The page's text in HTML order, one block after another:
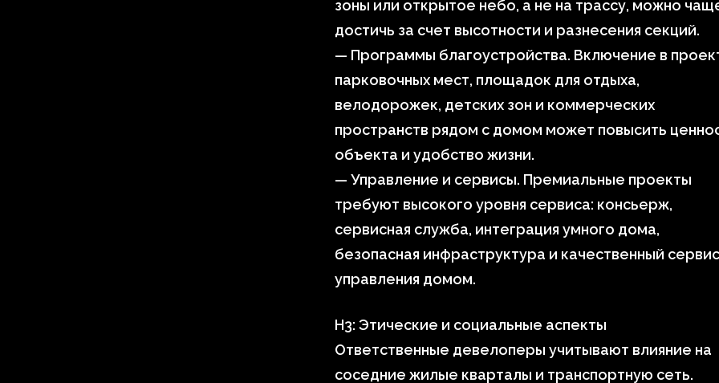
зоны или открытое небо, а не на трассу, можно
достичь за счет высотности и разнесения секций.
— Программы благоустройства. Включение в
парковочных мест, площадок для отдыха,
велодорожек, детских зон и коммерческих
пространств рядом с домом может повысить
объекта и удобство жизни.
— Управление и сервисы. Премиальные проекты
требуют высокого уровня сервиса: консьерж,
сервисная служба, интеграция умного дома,
безопасная инфраструктура и качественный сервис
управления домом.
H3: Этические и социальные аспекты
Ответственные девелоперы учитывают влияние на
соседние жилые кварталы и транспортную сеть.